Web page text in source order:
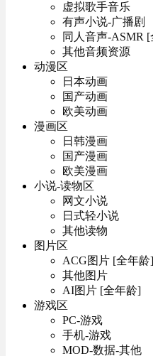
虚拟歌手音乐
有声小说-广播剧
同人音声-ASMR
其他音频资源
动漫区
日本动画
国产动画
欧美动画
漫画区
日韩漫画
国产漫画
欧美漫画
小说-读物区
网文小说
日式轻小说
其他读物
图片区
ACG图片 [全年龄]
其他图片
AI图片 [全年龄]
游戏区
PC-游戏
手机-游戏
MOD-数据-其他